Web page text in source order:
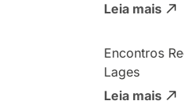
Leia mais
Encontros
Lages
Leia mais